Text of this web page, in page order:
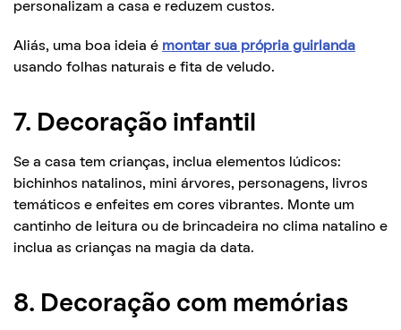
personalizam a casa e reduzem custos.
Aliás, uma boa ideia é montar sua própria guirlanda
usando folhas naturais e fita de veludo.
7. Decoração infantil
Se a casa tem crianças, inclua elementos lúdicos:
bichinhos natalinos, mini árvores, personagens, livros
temáticos e enfeites em cores vibrantes. Monte um
cantinho de leitura ou de brincadeira no clima natalino e
inclua as crianças na magia da data.
8. Decoração com memórias